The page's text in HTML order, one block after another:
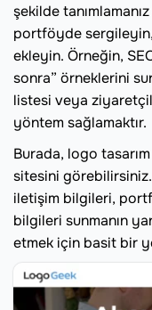
şekilde
portföyde
ekleyin. Örneğin,
sonra” örneklerini
listesi veya
yöntem sağlamaktır.
Burada, logo
sitesini
iletişim bilgileri,
bilgileri sunmanın
etmek için basit bir